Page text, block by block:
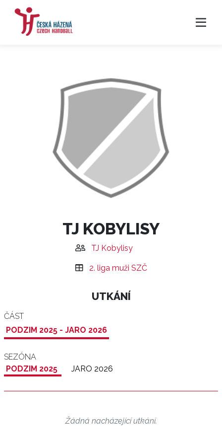
TJ KOBYLISY
TJ Kobylisy
2. liga muži SZČ
UTKÁNÍ
ČÁST
PODZIM 2025 - JARO 2026
SEZÓNA
PODZIM 2025
JARO 2026
Žádná nacházející utkání.